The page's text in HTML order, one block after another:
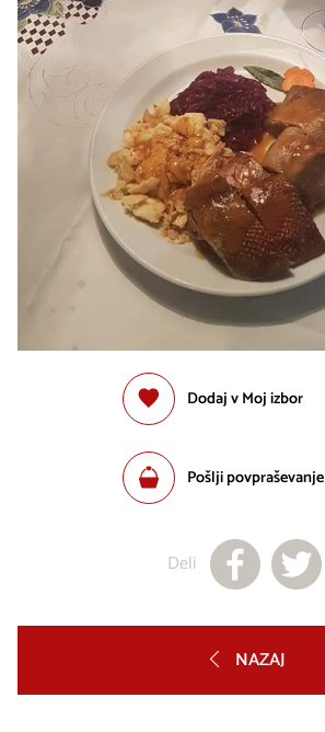
Dodaj v Moj izbor
Pošlji povpraševanje
Deli
NAZAJ